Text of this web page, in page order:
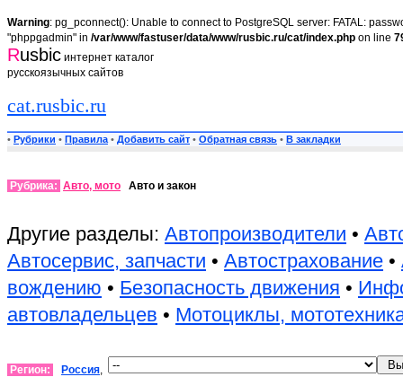
Warning: pg_pconnect(): Unable to connect to PostgreSQL server: FATAL:
"phppgadmin" in /var/www/fastuser/data/www/rusbic.ru/cat/index.php on line
Rusbic интернет каталог
русскоязычных сайтов
cat.rusbic.ru
• Рубрики • Правила • Добавить сайт • Обратная связь • В закладки
Рубрика: Авто, мото Авто и закон
Другие разделы: Автопроизводители •
Автосервис, запчасти • Автострахование •
вождению • Безопасность движения •
автовладельцев • Мотоциклы,
Регион: Россия,